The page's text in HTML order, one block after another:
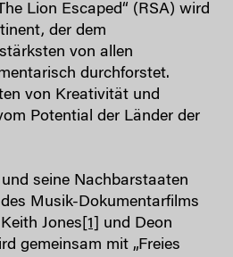
Lion Escaped“ (RSA) wird
der dem
von allen
durchforstet.
von Kreativität und
Potential der Länder der
seine Nachbarstaaten
Musik-Dokumentarfilms
Jones [1]
und Deon
gemeinsam mit „Freies